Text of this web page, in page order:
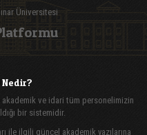
Üniversitesi
ve idari tüm personelimizin
bir sistemidir.
ile ilgili güncel akademik yazılarına